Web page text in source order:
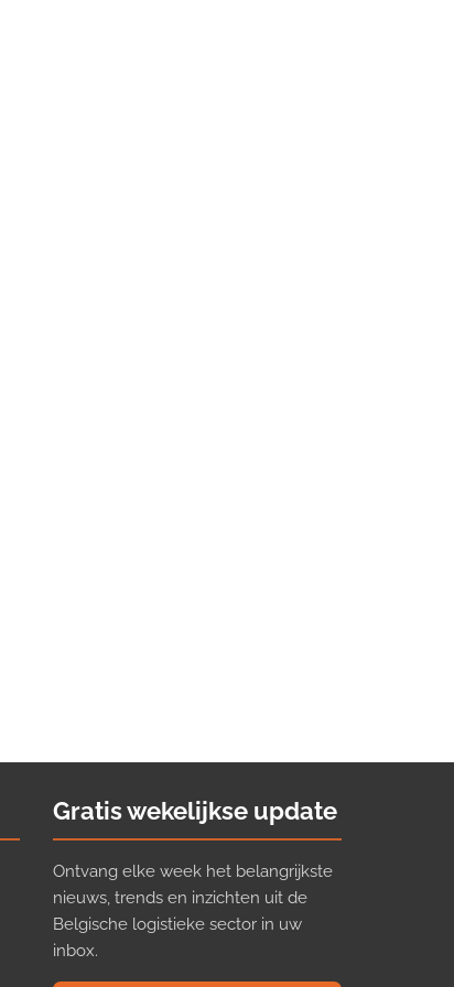
Gratis wekelijkse update
Ontvang elke week het belangrijkste
nieuws, trends en inzichten uit de
Belgische logistieke sector in uw
inbox.